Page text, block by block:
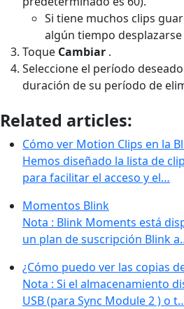
Si tiene muchos clips
algún tiempo
Toque Cambiar .
Seleccione el período
duración de su período de
Related articles:
Cómo ver Motion Clips en la
Hemos diseñado la lista de
para facilitar el acceso y el…
Momentos Blink
Nota : Blink Moments está
un plan de suscripción Blink
¿Cómo puedo ver las copias
Nota : Si el almacenamiento
USB (para Sync Module 2 ) o